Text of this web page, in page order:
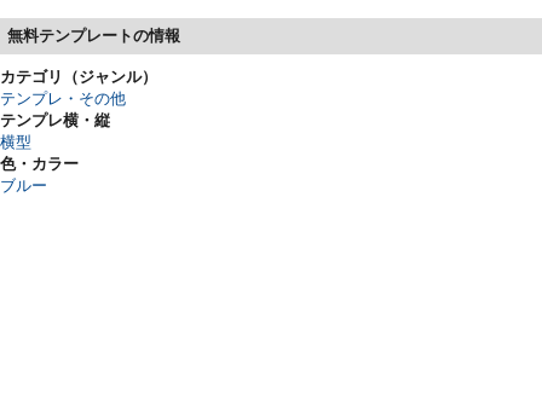
無料テンプレートの情報
カテゴリ（ジャンル）
テンプレ・その他
テンプレ横・縦
横型
色・カラー
ブルー